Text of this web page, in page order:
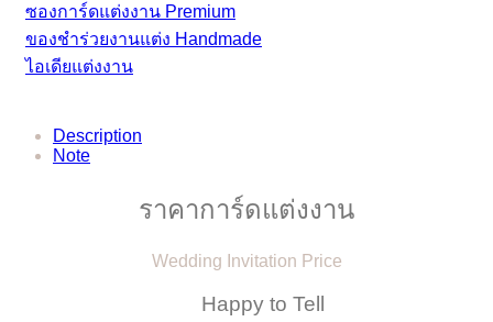
ซองการ์ดแต่งงาน Premium
ของชำร่วยงานแต่ง Handmade
ไอเดียแต่งงาน
Description
Note
ราคาการ์ดแต่งงาน
Wedding Invitation Price
Happy to Tell